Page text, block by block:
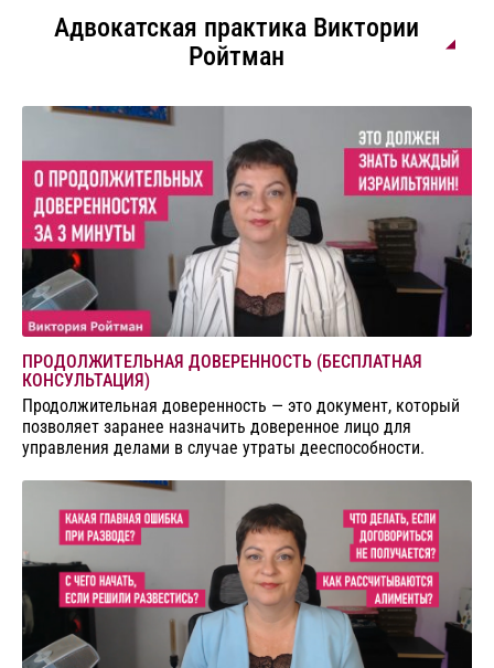
Адвокатская практика Виктории
Ройтман
ПРОДОЛЖИТЕЛЬНАЯ ДОВЕРЕННОСТЬ (БЕСПЛАТНАЯ
КОНСУЛЬТАЦИЯ)
Продолжительная доверенность — это документ, который
позволяет заранее назначить доверенное лицо для
управления делами в случае утраты дееспособности.